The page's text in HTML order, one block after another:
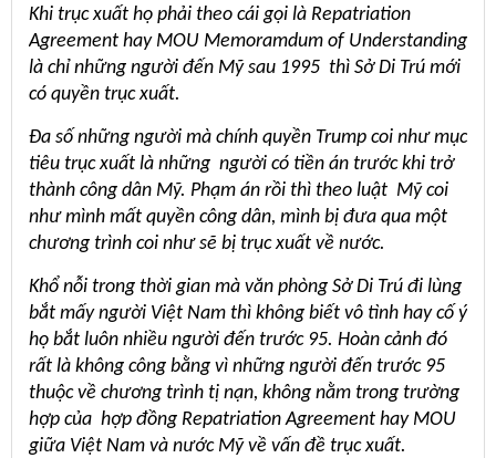
Khi trục xuất họ phải theo cái gọi là Repatriation
Agreement hay MOU Memoramdum of Understanding
là chỉ những người đến Mỹ sau 1995 thì Sở Di Trú mới
có quyền trục xuất.
Đa số những người mà chính quyền Trump coi như mục
tiêu trục xuất là những người có tiền án trước khi trở
thành công dân Mỹ. Phạm án rồi thì theo luật Mỹ coi
như mình mất quyền công dân, mình bị đưa qua một
chương trình coi như sẽ bị trục xuất về nước.
Khổ nỗi trong thời gian mà văn phòng Sở Di Trú đi lùng
bắt mấy người Việt Nam thì không biết vô tình hay cố ý
họ bắt luôn nhiều người đến trước 95. Hoàn cảnh đó
rất là không công bằng vì những người đến trước 95
thuộc về chương trình tị nạn, không nằm trong trường
hợp của hợp đồng Repatriation Agreement hay MOU
giữa Việt Nam và nước Mỹ về vấn đề trục xuất.